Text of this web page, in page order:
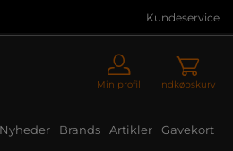
Kundeservice
Min profil Indkøbskurv
Nyheder Brands Artikler Gavekort